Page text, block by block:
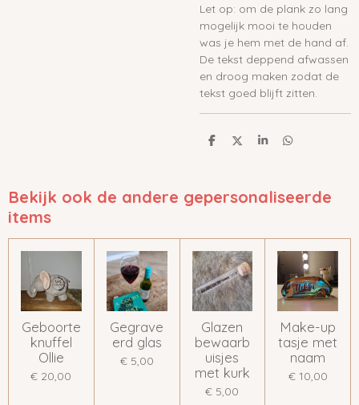
Let op: om de plank zo lang
mogelijk mooi te houden
was je hem met de hand af.
De tekst deppend afwassen
en droog maken zodat de
tekst goed blijft zitten.
D
D
S
D
Bekijk ook de andere gepersonaliseerde
items
Geboorte
knuffel
Ollie
€ 20,00
Gegrave
erd glas
€ 5,00
Glazen
bewaarb
uisjes
met kurk
€ 5,00
Make-up
tasje met
naam
€ 10,00